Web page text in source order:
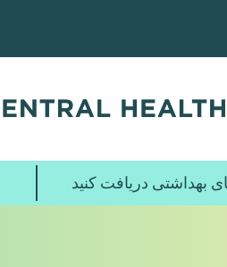
بهداشتی دریافت کنید